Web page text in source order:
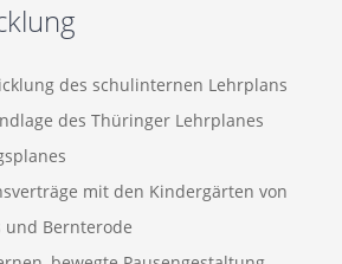
des schulinternen Lehrplans
des Thüringer Lehrplanes
mit den Kindergärten von
und Bernterode